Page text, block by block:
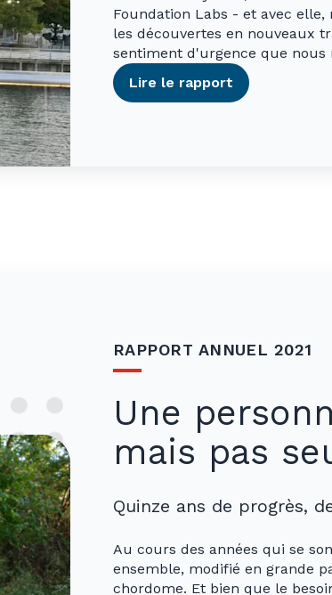
Foundation Labs - et avec
les découvertes en nouveaux
sentiment d'urgence que nous
Lire le rapport
RAPPORT ANNUEL 2021
Une
mais pas
Quinze ans de progrès,
Au cours des années qui se
ensemble, modifié en grande
chordome. Et bien que le